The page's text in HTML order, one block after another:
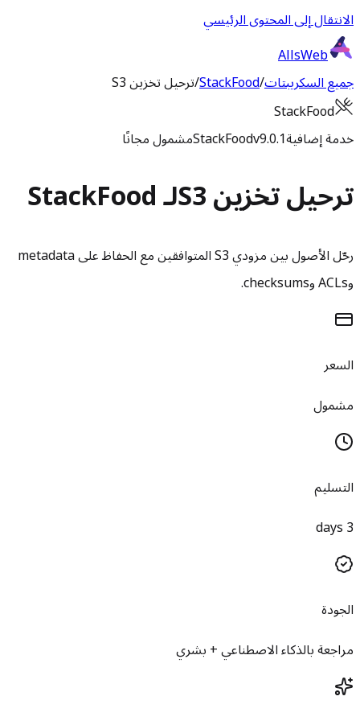
الانتقال إلى المحتوى الرئيسي
AllsWeb
جميع السكريبتات/
StackFood
/ترحيل تخزين S3
StackFood
خدمة إضافية
StackFoodv9.0.1 مشمول مجانًا
ترحيل تخزين S3 لـ StackFood
رحّل الأصول بين مزودي S3 المتوافقين مع الحفاظ على metadata
وACLs وchecksums.
السعر
مشمول
التسليم
3 days
الجودة
مراجعة بالذكاء الاصطناعي + بشري